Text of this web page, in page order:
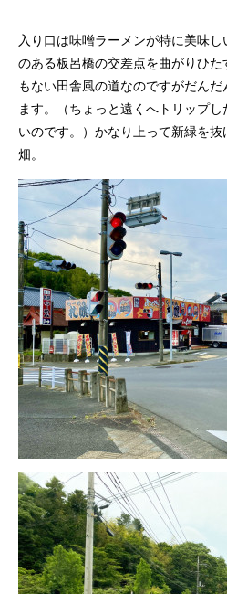
入り口は味噌ラーメンが特に美味
のある板呂橋の交差点を曲がりひ
もない田舎風の道なのですがだん
ます。（ちょっと遠くへトリップ
いのです。）かなり上って新緑を
畑。